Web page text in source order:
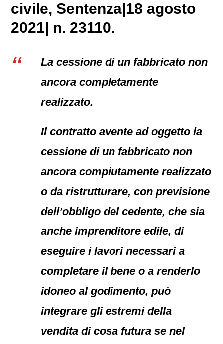
civile, Sentenza|18 agosto
2021| n. 23110.
La cessione di un fabbricato non
ancora completamente
realizzato.
Il contratto avente ad oggetto la
cessione di un fabbricato non
ancora compiutamente realizzato
o da ristrutturare, con previsione
dell’obbligo del cedente, che sia
anche imprenditore edile, di
eseguire i lavori necessari a
completare il bene o a renderlo
idoneo al godimento, può
integrare gli estremi della
vendita di cosa futura se nel